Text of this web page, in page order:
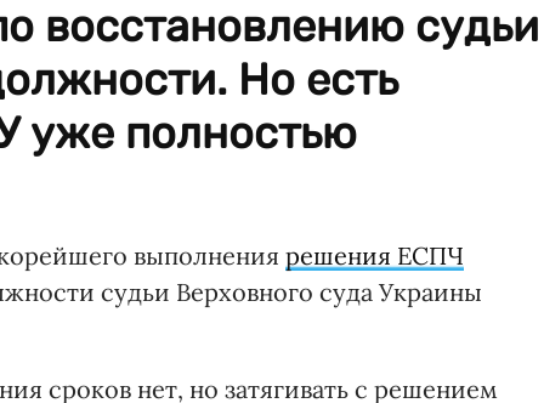
восстановлению судьи
Но есть
уже полностью
выполнения решения ЕСПЧ
судьи Верховного суда Украины
сроков нет, но затягивать с решением